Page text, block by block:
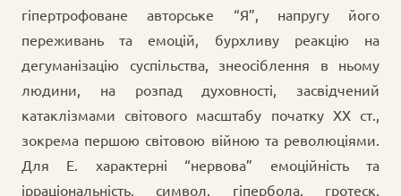
гіпертрофоване авторське “Я”, напругу його
переживань та емоцій, бурхливу реакцію на
дегуманізацію суспільства, знеосіблення в ньому
людини, на розпад духовності, засвідчений
катаклізмами світового масштабу початку ХХ ст.,
зокрема першою світовою війною та революціями.
Для Е. характерні “нервова” емоційність та
ірраціональність, символ, гіпербола, гротеск,